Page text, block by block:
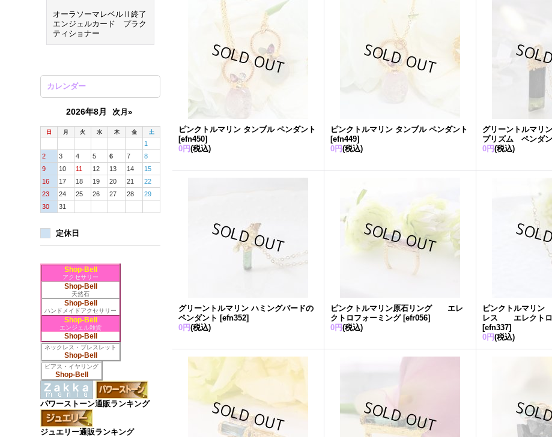
オーラソーマレベルⅡ終了
エンジェルカード プラク
ティショナー
カレンダー
2026年8月 次月»
日 月 火 水 木 金 土
1
2
3 4 5 6 7
8
9
10 11 12 13 14
15
16
17 18 19 20 21
22
23
24 25 26 27 28
29
30
31
定休日
Shop-Bell
アクセサリー
Shop-Bell
天然石
Shop-Bell
ハンドメイドアクセサリー
Shop-Bell
エンジェル雑貨
Shop-Bell
ネックレス・ブレスレット
Shop-Bell
ピアス・イヤリング
Shop-Bell
パワーストーン通販ランキング
ジュエリー通販ランキング
ピンクトルマリン タンブル ペンダント
[efn450]
0円(税込)
ピンクトルマリン タンブル ペンダント
[efn449]
0円(税込)
グリーントルマリ
プリズム ペンダ
0円(税込)
グリーントルマリン ハミングバードの
ペンダント [efn352]
0円(税込)
ピンクトルマリン原石リング エレ
クトロフォーミング [efr056]
0円(税込)
ピンクトルマリン
レス エレクトロ
[efn337]
0円(税込)